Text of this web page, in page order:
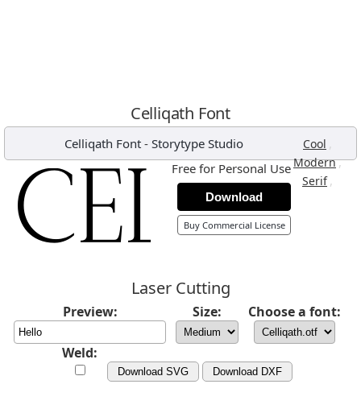
Celliqath Font
Celliqath Font - Storytype Studio Cool ,
Modern,
Serif ,
Free for Personal Use
Download
Buy Commercial License
Laser Cutting
Preview: Size: Choose a font:
Weld:
Download SVG Download DXF